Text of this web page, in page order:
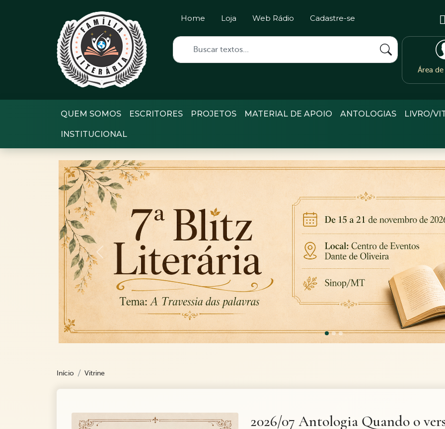
Home Loja Web Rádio Cadastre-se
Área
QUEM SOMOS ESCRITORES PROJETOS MATERIAL DE APOIO ANTOLOGIAS LIVRO/
INSTITUCIONAL
Previous
Início Vitrine
2026/07 Antologia Quando o